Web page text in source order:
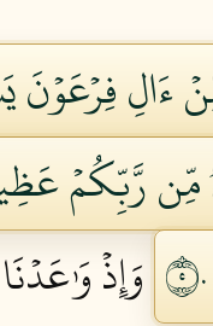
ءَالِ فِرۡعَوۡنَ
رَّبِّكُمۡ عَظِيمٞ
وَإِذۡ